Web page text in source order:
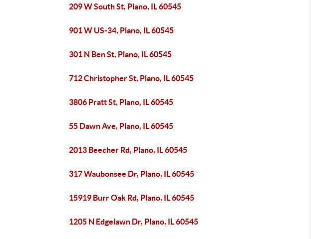
209 W South St, Plano, IL 60545
901 W US-34, Plano, IL 60545
301 N Ben St, Plano, IL 60545
712 Christopher St, Plano, IL 60545
3806 Pratt St, Plano, IL 60545
55 Dawn Ave, Plano, IL 60545
2013 Beecher Rd, Plano, IL 60545
317 Waubonsee Dr, Plano, IL 60545
15919 Burr Oak Rd, Plano, IL 60545
1205 N Edgelawn Dr, Plano, IL 60545